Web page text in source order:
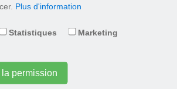
Plus d'information
Statistiques Marketing
permission